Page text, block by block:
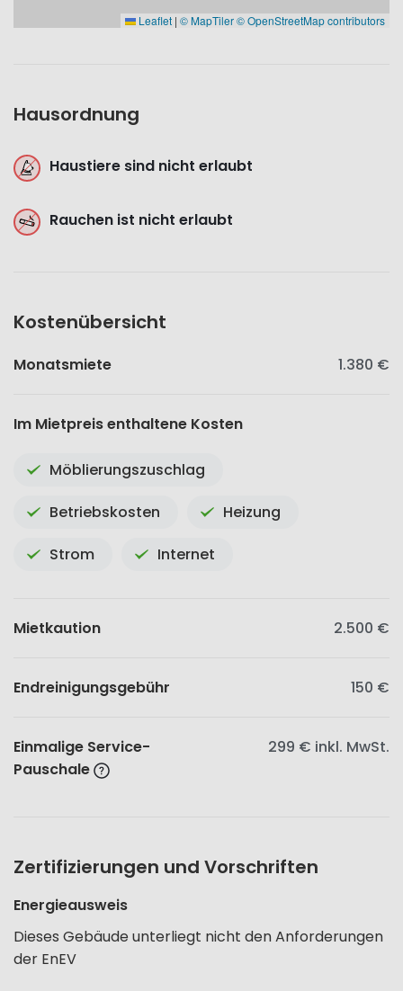
Leaflet | © MapTiler© OpenStreetMap contributors
Hausordnung
Haustiere sind nicht erlaubt
Rauchen ist nicht erlaubt
Kostenübersicht
Monatsmiete 1.380 €
Im Mietpreis enthaltene Kosten
Möblierungszuschlag
Betriebskosten Heizung
Strom Internet
Mietkaution 2.500 €
Endreinigungsgebühr 150 €
Einmalige Service-
Pauschale
299 € inkl. MwSt.
Zertifizierungen und Vorschriften
Energieausweis
Dieses Gebäude unterliegt nicht den Anforderungen
der EnEV